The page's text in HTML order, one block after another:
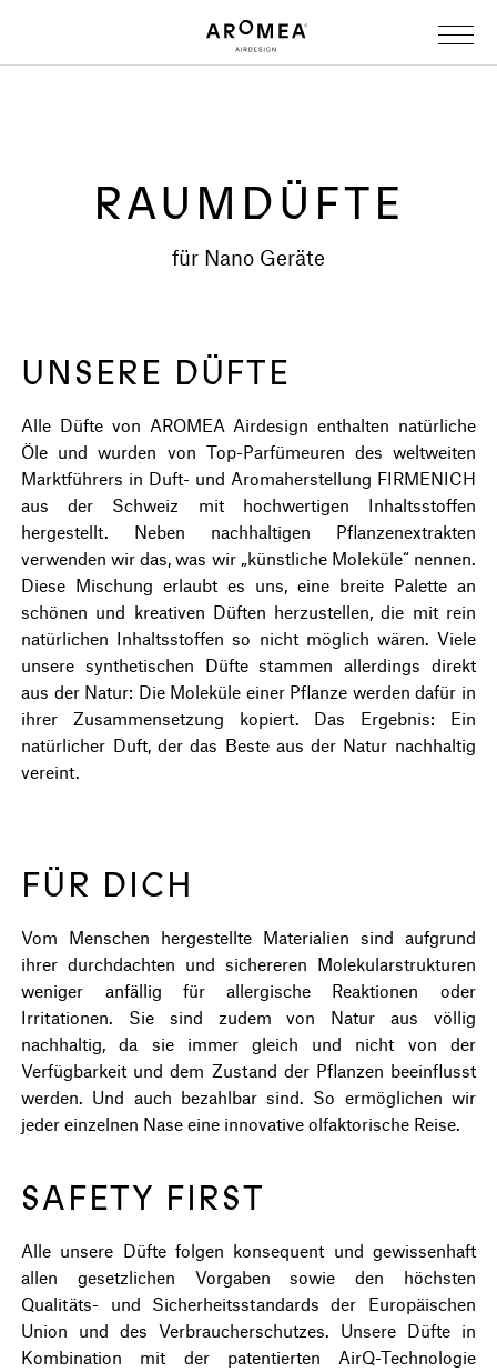
RAUMDÜFTE
für Nano Geräte
UNSERE DÜFTE
Alle Düfte von AROMEA Airdesign enthalten natürliche
Öle und wurden von Top-Parfümeuren des weltweiten
Marktführers in Duft- und Aromaherstellung FIRMENICH
aus der Schweiz mit hochwertigen Inhaltsstoffen
hergestellt. Neben nachhaltigen Pflanzenextrakten
verwenden wir das, was wir „künstliche Moleküle“ nennen.
Diese Mischung erlaubt es uns, eine breite Palette an
schönen und kreativen Düften herzustellen, die mit rein
natürlichen Inhaltsstoffen so nicht möglich wären. Viele
unsere synthetischen Düfte stammen allerdings direkt
aus der Natur: Die Moleküle einer Pflanze werden dafür in
ihrer Zusammensetzung kopiert. Das Ergebnis: Ein
natürlicher Duft, der das Beste aus der Natur nachhaltig
vereint.
FÜR DICH
Vom Menschen hergestellte Materialien sind aufgrund
ihrer durchdachten und sichereren Molekularstrukturen
weniger anfällig für allergische Reaktionen oder
Irritationen. Sie sind zudem von Natur aus völlig
nachhaltig, da sie immer gleich und nicht von der
Verfügbarkeit und dem Zustand der Pflanzen beeinflusst
werden. Und auch bezahlbar sind. So ermöglichen wir
jeder einzelnen Nase eine innovative olfaktorische Reise.
SAFETY FIRST
Alle unsere Düfte folgen konsequent und gewissenhaft
allen gesetzlichen Vorgaben sowie den höchsten
Qualitäts- und Sicherheitsstandards der Europäischen
Union und des Verbraucherschutzes. Unsere Düfte in
Kombination mit der patentierten AirQ-Technologie